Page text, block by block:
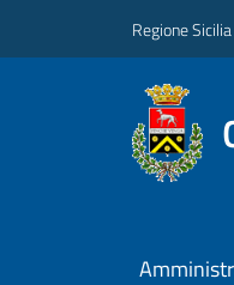
Regione Sicilia